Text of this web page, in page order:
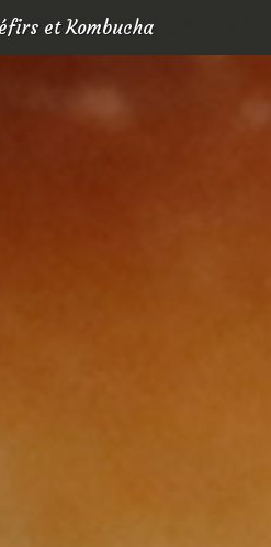
et Kombucha